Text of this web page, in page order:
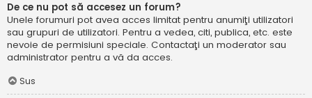
De ce nu pot să accesez un forum?
Unele forumuri pot avea acces limitat pentru anumiţi utilizatori
sau grupuri de utilizatori. Pentru a vedea, citi, publica, etc. este
nevoie de permisiuni speciale. Contactaţi un moderator sau
administrator pentru a vă da acces.
Sus